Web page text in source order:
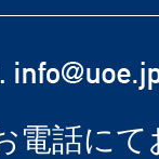
電話にて